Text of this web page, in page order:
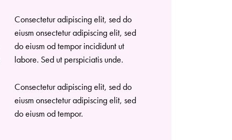
Consectetur adipiscing elit, sed do
eiusm onsectetur adipiscing elit, sed
do eiusm od tempor incididunt ut
labore. Sed ut perspiciatis unde.
Consectetur adipiscing elit, sed do
eiusm onsectetur adipiscing elit, sed
do eiusm od tempor.